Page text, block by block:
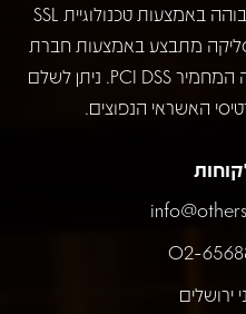
האתר מאובטח ברמת הצפנה גבוהה באמצעות טכנולוגיית SSL
מתבצע באמצעות חברת
COMAX בהתאם לתקן האבטחה המחמיר PCI DSS. ניתן לשלם
האשראי הנפוצים.
ירושלים